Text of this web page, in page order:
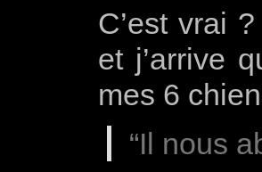
C’est vrai
et j’arrive
mes 6
“Il nous